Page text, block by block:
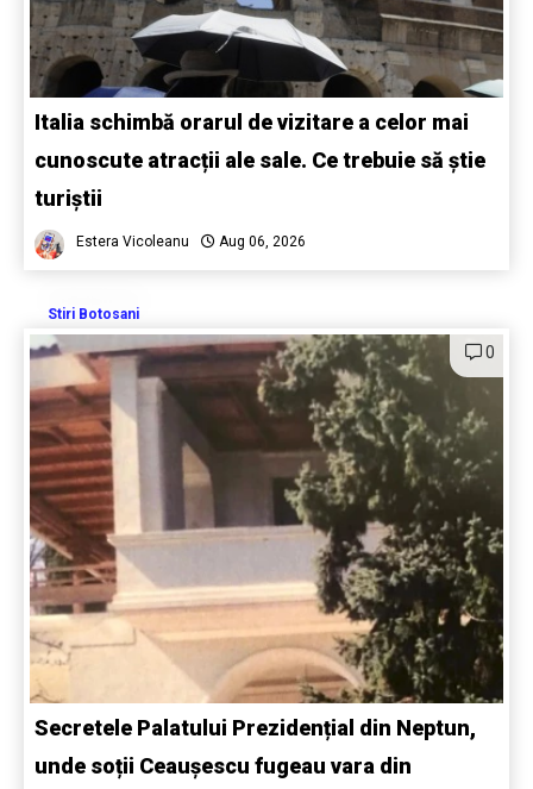
Italia schimbă orarul de vizitare a celor mai
cunoscute atracții ale sale. Ce trebuie să știe
turiștii
Estera Vicoleanu Aug 06, 2026
Stiri Botosani
0
Secretele Palatului Prezidențial din Neptun,
unde soții Ceaușescu fugeau vara din